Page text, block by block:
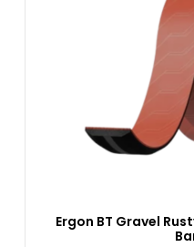
Ergon BT Gravel